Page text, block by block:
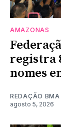
AMAZONAS
registra
nomes
REDAÇÃO BMA
agosto 5, 2026